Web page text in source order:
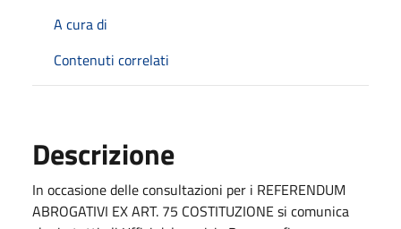
A cura di
Contenuti correlati
Descrizione
In occasione delle consultazioni per i REFERENDUM
ABROGATIVI EX ART. 75 COSTITUZIONE si comunica